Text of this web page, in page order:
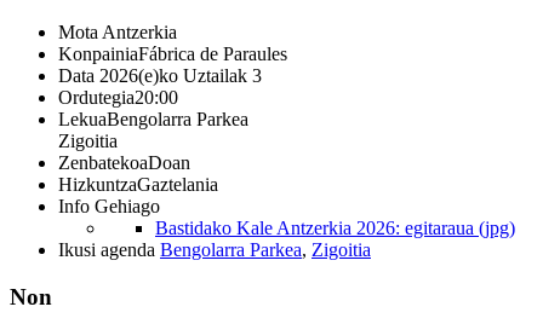
Mota Antzerkia
KonpainiaFábrica de Paraules
Data 2026(e)ko Uztailak 3
Ordutegia20:00
LekuaBengolarra Parkea
Zigoitia
ZenbatekoaDoan
HizkuntzaGaztelania
Info Gehiago
Bastidako Kale Antzerkia 2026: egitaraua (jpg)
Ikusi agenda Bengolarra Parkea, Zigoitia
Non